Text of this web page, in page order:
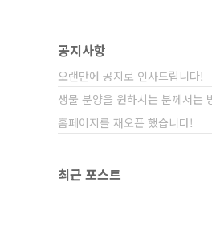
공지사항
오랜만에 공지로 인사드립니다!
홈페이지를 재오픈 했습니다!
최근 포스트